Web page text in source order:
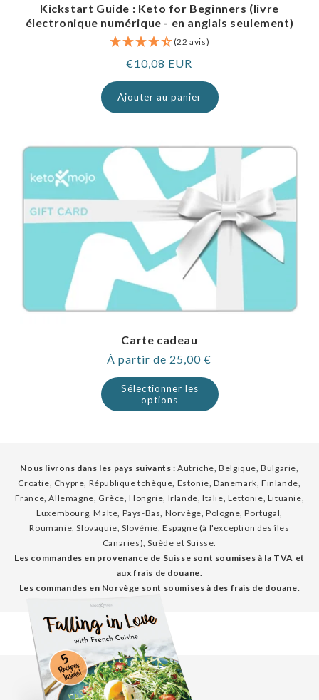
Kickstart Guide : Keto for Beginners (livre
électronique numérique - en anglais seulement)
(22 avis)
Prix
normal
€10,08 EUR
Ajouter au panier
Carte cadeau
Prix
normal
À partir de 25,00 €
Sélectionner les
options
Nous livrons dans les pays suivants : Autriche, Belgique, Bulgarie,
Croatie, Chypre, République tchèque, Estonie, Danemark, Finlande,
France, Allemagne, Grèce, Hongrie, Irlande, Italie, Lettonie, Lituanie,
Luxembourg, Malte, Pays-Bas, Norvège, Pologne, Portugal,
Roumanie, Slovaquie, Slovénie, Espagne (à l'exception des îles
Canaries), Suède et Suisse.
Les commandes en provenance de Suisse sont soumises à la TVA et
aux frais de douane.
Les commandes en Norvège sont soumises à des frais de douane.